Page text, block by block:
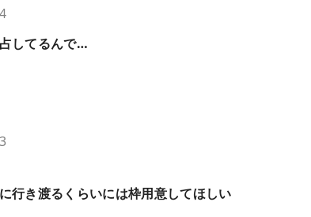
してるんで…
行き渡るくらいには枠用意してほしい